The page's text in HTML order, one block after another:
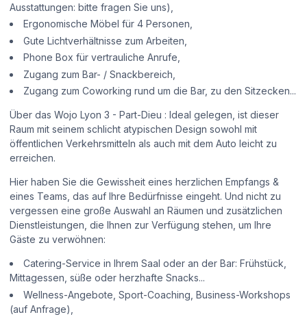
Ausstattungen: bitte fragen Sie uns),
Ergonomische Möbel für 4 Personen,
Gute Lichtverhältnisse zum Arbeiten,
Phone Box für vertrauliche Anrufe,
Zugang zum Bar- / Snackbereich,
Zugang zum Coworking rund um die Bar, zu den Sitzecken...
Über das Wojo Lyon 3 - Part-Dieu : Ideal gelegen, ist dieser
Raum mit seinem schlicht atypischen Design sowohl mit
öffentlichen Verkehrsmitteln als auch mit dem Auto leicht zu
erreichen.
Hier haben Sie die Gewissheit eines herzlichen Empfangs &
eines Teams, das auf Ihre Bedürfnisse eingeht. Und nicht zu
vergessen eine große Auswahl an Räumen und zusätzlichen
Dienstleistungen, die Ihnen zur Verfügung stehen, um Ihre
Gäste zu verwöhnen:
Catering-Service in Ihrem Saal oder an der Bar: Frühstück,
Mittagessen, süße oder herzhafte Snacks...
Wellness-Angebote, Sport-Coaching, Business-Workshops
(auf Anfrage),